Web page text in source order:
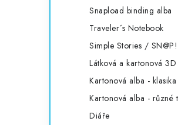
Snapload binding alba
Traveler´s Notebook
Simple Stories / SN@P!
Látková a kartonová 3D
Kartonová alba - klasika
Kartonová alba - různé
Diáře